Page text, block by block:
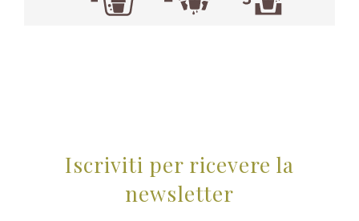
Iscriviti per ricevere la
newsletter